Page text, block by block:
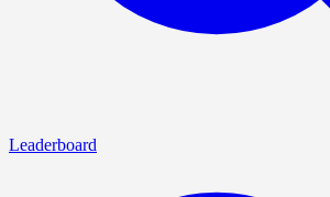
Leaderboard